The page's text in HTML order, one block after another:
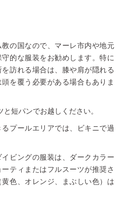
の国なので、マーレ市内や地元
的な服装をお勧めします。特に
訪れる場合は、膝や肩が隠れる
を覆う必要がある場合もありま
短パンでお越しください。
プールエリアでは、ビキニで過
ビングの服装は、ダークカラー
ティまたはフルスーツが推奨さ
色、オレンジ、まぶしい色）は